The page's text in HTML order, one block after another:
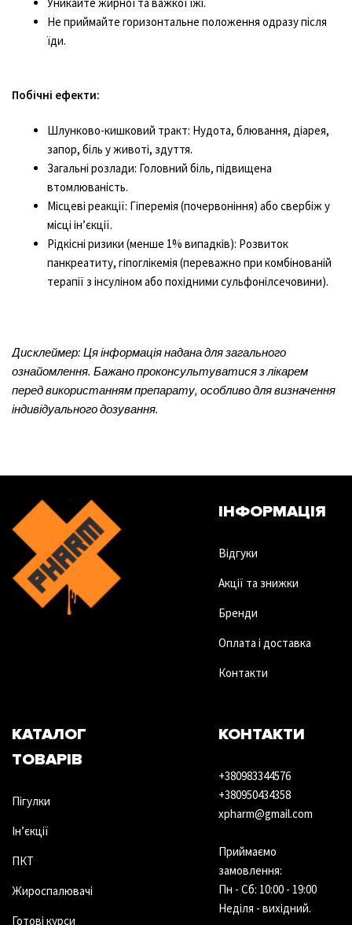
Не приймайте горизонтальне положення одразу після
їди.
Побічні ефекти:
Шлунково-кишковий тракт: Нудота, блювання, діарея,
запор, біль у животі, здуття.
Загальні розлади: Головний біль, підвищена
втомлюваність.
Місцеві реакції: Гіперемія (почервоніння) або свербіж у
місці ін’єкції.
Рідкісні ризики (менше 1% випадків): Розвиток
панкреатиту, гіпоглікемія (переважно при комбінованій
терапії з інсуліном або похідними сульфонілсечовини).
Дисклеймер: Ця інформація надана для загального
ознайомлення. Бажано проконсультуватися з лікарем
перед використанням препарату, особливо для визначення
індивідуального дозування.
ІНФОРМАЦІЯ
Відгуки
Акції та знижки
Бренди
Оплата і доставка
Контакти
КАТАЛОГ
ТОВАРІВ
Пігулки
Ін’єкції
ПКТ
Жироспалювачі
Готові курси
КОНТАКТИ
+380983344576
+380950434358
xpharm@gmail.com
Приймаємо
замовлення:
Пн - Сб: 10:00 - 19:00
Неділя - вихідний.